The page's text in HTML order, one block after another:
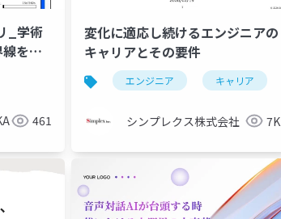
_学術
を越
461
変化に適応し続けるエンジニアの
キャリアとその要件
エンジニア キャリア
シンプレクス株式会社 7K